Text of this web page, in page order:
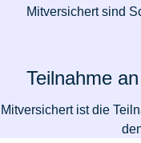
Mitversichert sind
Teilnahme
Mitversichert ist die